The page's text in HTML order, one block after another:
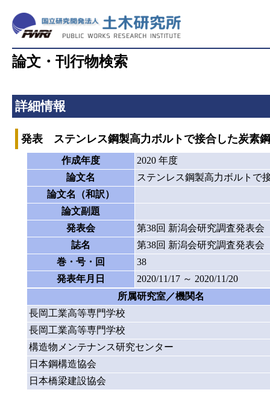
論文・刊行物検索
詳細情報
発表 ステンレス鋼製高力ボルトで接合した炭素
作成年度
2020 年度
論文名
ステンレス鋼製高力ボルトで
論文名（和訳）
論文副題
発表会
第38回 新潟会研究調査発表会
誌名
第38回 新潟会研究調査発表会
巻・号・回
38
発表年月日
2020/11/17 ～ 2020/11/20
所属研究室／機関名
長岡工業高等専門学校
長岡工業高等専門学校
構造物メンテナンス研究センター
日本鋼構造協会
日本橋梁建設協会